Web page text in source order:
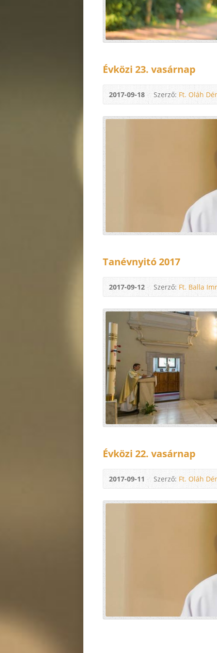
Évközi 23. vasárnap
2017-09-18 Szerző:Ft. Oláh
Tanévnyitó 2017
2017-09-12 Szerző:Ft. Balla
Évközi 22. vasárnap
2017-09-11 Szerző:Ft. Oláh